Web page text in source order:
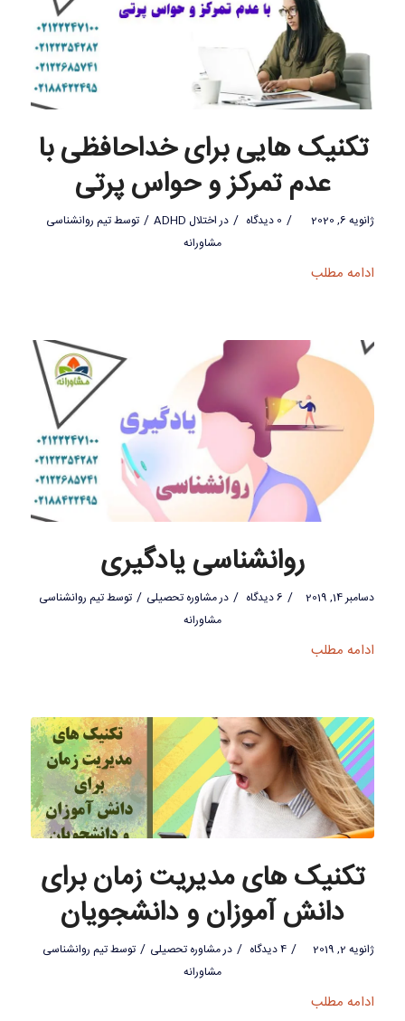
تکنیک هایی برای خداحافظی با
عدم تمرکز و حواس پرتی
ژانویه 6, 2020 / 0 دیدگاه / در اختلال ADHD / توسطتیم روانشناسی
مشاورانه
ادامه مطلب
روانشناسی یادگیری
دسامبر 14, 2019 / 6 دیدگاه / درمشاوره تحصیلی / توسطتیم روانشناسی
مشاورانه
ادامه مطلب
تکنیک های مدیریت زمان برای
دانش آموزان و دانشجویان
ژانویه 2, 2019 / 4 دیدگاه / درمشاوره تحصیلی / توسطتیم روانشناسی
مشاورانه
ادامه مطلب